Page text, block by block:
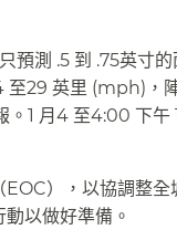
預測 .5 到 .75英寸
至29 英里 (mph)
1 月4 至4:00 下
），以協調整
以做好準備。​​